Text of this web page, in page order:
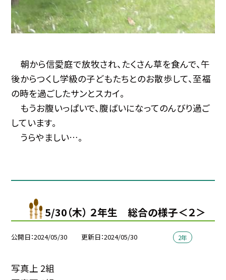
朝から信愛庭で放牧され、たくさん草を食んで、午
後からつくし学級の子どもたちとのお散歩して、至福
の時を過ごしたサンとスカイ。
もうお腹いっぱいで、腹ばいになってのんびり過ご
しています。
うらやましい…。
5/30（木） ２年生 総合の様子＜２＞
公開日 2024/05/30 更新日 2024/05/30 2年
写真上 2組